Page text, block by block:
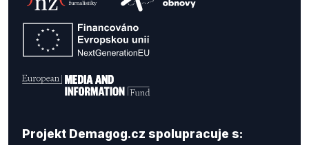
Projekt Demagog.cz spolupracuje s: